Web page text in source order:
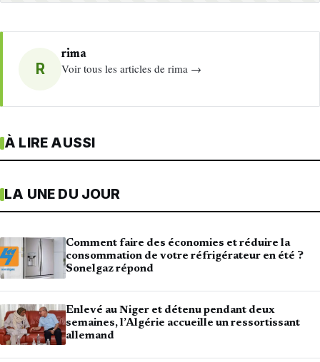
R
rima
Voir tous les articles de rima →
À LIRE AUSSI
LA UNE DU JOUR
Comment faire des économies et réduire la
consommation de votre réfrigérateur en été ?
Sonelgaz répond
Enlevé au Niger et détenu pendant deux
semaines, l’Algérie accueille un ressortissant
allemand